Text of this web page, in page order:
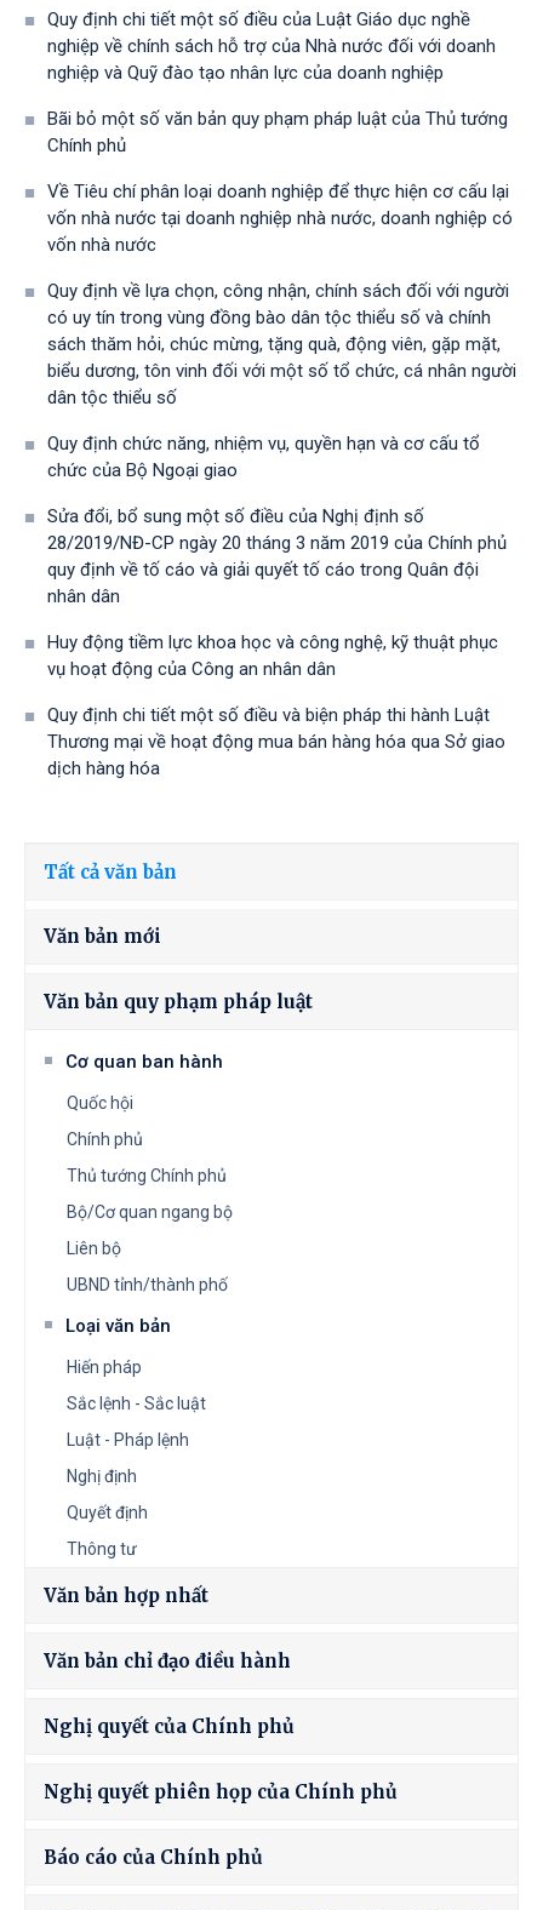
Quy định chi tiết một số điều của Luật Giáo dục nghề
nghiệp về chính sách hỗ trợ của Nhà nước đối với doanh
nghiệp và Quỹ đào tạo nhân lực của doanh nghiệp
Bãi bỏ một số văn bản quy phạm pháp luật của Thủ tướng
Chính phủ
Về Tiêu chí phân loại doanh nghiệp để thực hiện cơ cấu lại
vốn nhà nước tại doanh nghiệp nhà nước, doanh nghiệp có
vốn nhà nước
Quy định về lựa chọn, công nhận, chính sách đối với người
có uy tín trong vùng đồng bào dân tộc thiểu số và chính
sách thăm hỏi, chúc mừng, tặng quà, động viên, gặp mặt,
biểu dương, tôn vinh đối với một số tổ chức, cá nhân người
dân tộc thiểu số
Quy định chức năng, nhiệm vụ, quyền hạn và cơ cấu tổ
chức của Bộ Ngoại giao
Sửa đổi, bổ sung một số điều của Nghị định số
28/2019/NĐ-CР ngày 20 tháng 3 năm 2019 của Chính phủ
quy định về tố cáo và giải quyết tố cáo trong Quân đội
nhân dân
Huy động tiềm lực khoa học và công nghệ, kỹ thuật phục
vụ hoạt động của Công an nhân dân
Quy định chi tiết một số điều và biện pháp thi hành Luật
Thương mại về hoạt động mua bán hàng hóa qua Sở giao
dịch hàng hóa
Tất cả văn bản
Văn bản mới
Văn bản quy phạm pháp luật
Cơ quan ban hành
Quốc hội
Chính phủ
Thủ tướng Chính phủ
Bộ/Cơ quan ngang bộ
Liên bộ
UBND tỉnh/thành phố
Loại văn bản
Hiến pháp
Sắc lệnh - Sắc luật
Luật - Pháp lệnh
Nghị định
Quyết định
Thông tư
Văn bản hợp nhất
Văn bản chỉ đạo điều hành
Nghị quyết của Chính phủ
Nghị quyết phiên họp của Chính phủ
Báo cáo của Chính phủ